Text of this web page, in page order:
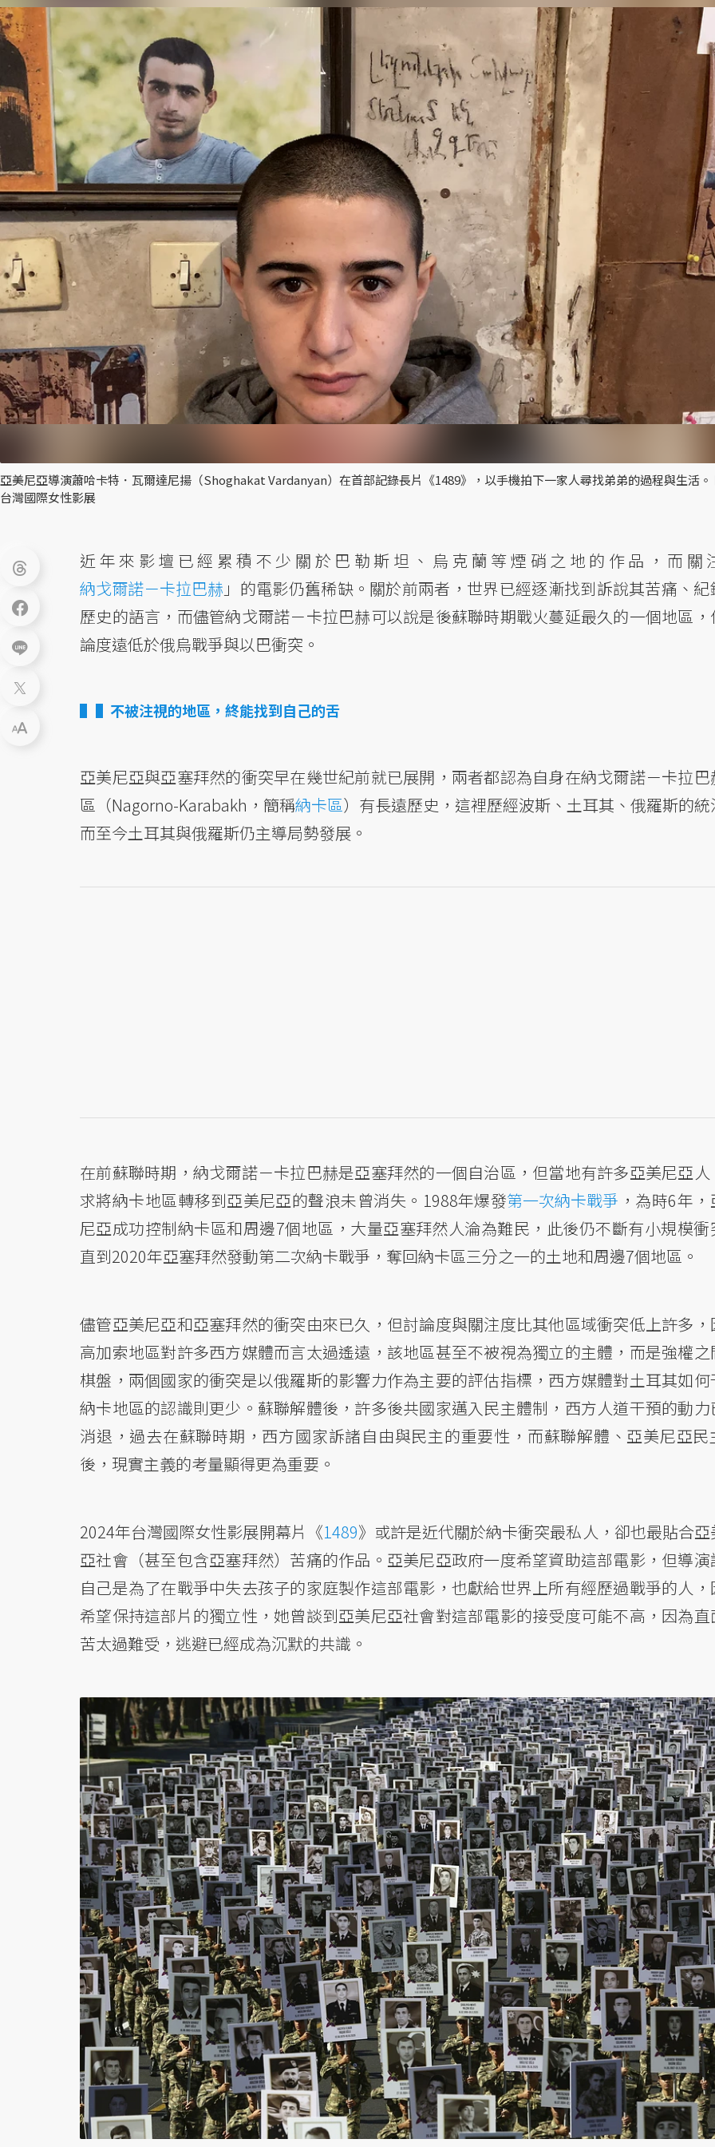
亞美尼亞導演蕭哈卡特．瓦爾達尼揚（Shoghakat Vardanyan）在首部記錄長片《1489》，以手機拍下一家人尋找弟弟的過程與生活。
台灣國際女性影展
近年來影壇已經累積不少關於巴勒斯坦、烏克蘭等煙硝之地的作品，而關
納戈爾諾－卡拉巴赫 」的電影仍舊稀缺。關於前兩者，世界已經逐漸找到訴說其苦痛、紀
歷史的語言，而儘管納戈爾諾－卡拉巴赫可以說是後蘇聯時期戰火蔓延最久的一個地區，
論度遠低於俄烏戰爭與以巴衝突。
▌不被注視的地區，終能找到自己的舌
亞美尼亞與亞塞拜然的衝突早在幾世紀前就已展開，兩者都認為自身在納戈爾諾－卡拉巴
區（Nagorno-Karabakh，簡稱納卡區）有長遠歷史，這裡歷經波斯、土耳其、俄羅斯的統
而至今土耳其與俄羅斯仍主導局勢發展。
在前蘇聯時期，納戈爾諾－卡拉巴赫是亞塞拜然的一個自治區，但當地有許多亞美尼亞人
求將納卡地區轉移到亞美尼亞的聲浪未曾消失。1988年爆發第一次納卡戰爭 ，為時6年
尼亞成功控制納卡區和周邊7個地區，大量亞塞拜然人淪為難民，此後仍不斷有小規模衝
直到2020年亞塞拜然發動第二次納卡戰爭，奪回納卡區三分之一的土地和周邊7個地區。
儘管亞美尼亞和亞塞拜然的衝突由來已久，但討論度與關注度比其他區域衝突低上許多，
高加索地區對許多西方媒體而言太過遙遠，該地區甚至不被視為獨立的主體，而是強權之
棋盤，兩個國家的衝突是以俄羅斯的影響力作為主要的評估指標，西方媒體對土耳其如何
納卡地區的認識則更少。蘇聯解體後，許多後共國家邁入民主體制，西方人道干預的動力
消退，過去在蘇聯時期，西方國家訴諸自由與民主的重要性，而蘇聯解體、亞美尼亞民
後，現實主義的考量顯得更為重要。
2024年台灣國際女性影展開幕片《1489》或許是近代關於納卡衝突最私人，卻也最貼合亞
亞社會（甚至包含亞塞拜然）苦痛的作品。亞美尼亞政府一度希望資助這部電影，但導演
自己是為了在戰爭中失去孩子的家庭製作這部電影，也獻給世界上所有經歷過戰爭的人，
希望保持這部片的獨立性，她曾談到亞美尼亞社會對這部電影的接受度可能不高，因為直
苦太過難受，逃避已經成為沉默的共識。